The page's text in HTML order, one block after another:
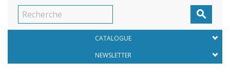

CATALOGUE
NEWSLETTER